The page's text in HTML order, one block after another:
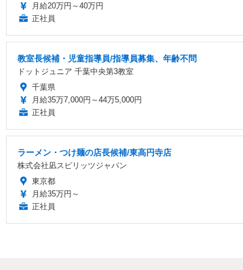
月給20万円～40万円
正社員
教室長候補・児童指導員/指導員募集、年齢不問
ドットジュニア 千葉中央第3教室
千葉県
月給35万7,000円～44万5,000円
正社員
ラーメン・つけ麺の店長候補/東高円寺店
株式会社凪スピリッツジャパン
東京都
月給35万円～
正社員